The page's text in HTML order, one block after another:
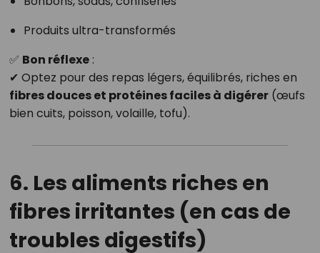
Produits ultra-transformés
✅ Bon réflexe:
✔ Optez pour des repas légers, équilibrés, riches en
fibres douces et protéines faciles à digérer(œufs
bien cuits, poisson, volaille, tofu).
6. Les aliments riches en
fibres irritantes (en cas de
troubles digestifs)